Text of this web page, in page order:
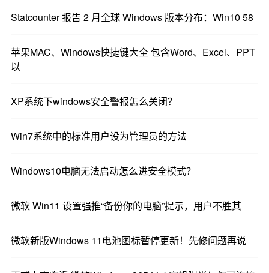
Statcounter 报告 2 月全球 Windows 版本分布：Win10 58
苹果MAC、Windows快捷键大全 包含Word、Excel、PPT
以
XP系统下windows安全警报怎么关闭？
Win7系统中的标准用户设为管理员的方法
Windows10电脑无法启动怎么进安全模式？
微软 Win11 设置强推“备份你的电脑”提示，用户不胜其
微软新版Windows 11电池图标暂停更新！先修问题再说